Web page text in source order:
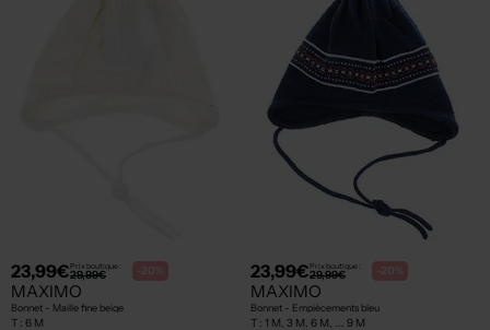
23,99€Prix boutique :
29,99€ -20%
MAXIMO
Bonnet - Maille fine beige
T : 6 M
23,99€Prix boutique :
29,99€ -20%
MAXIMO
Bonnet - Empiècements bleu
T : 1 M, 3 M, 6 M, ... 9 M